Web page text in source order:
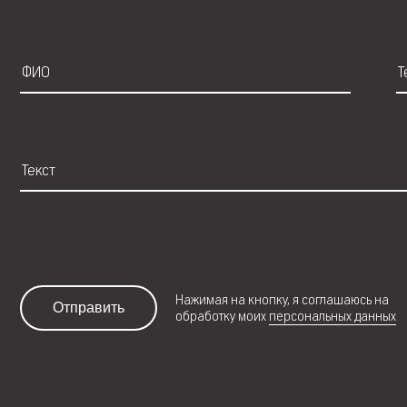
Отправить
Нажимая на кнопку, я соглашаюсь на
обработку моих персональных данных